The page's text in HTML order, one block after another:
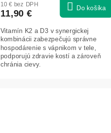
10 € bez DPH
11,90 €
Do košíka
Vitamín K2 a D3 v synergickej
kombinácii zabezpečujú správne
hospodárenie s vápnikom v tele,
podporujú zdravie kostí a zároveň
chránia cievy.